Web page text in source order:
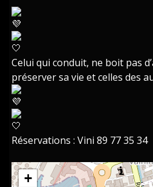
Celui qui conduit, ne boit pas
préserver sa vie et celles des
Réservations : Vini 89 77 35 34
+